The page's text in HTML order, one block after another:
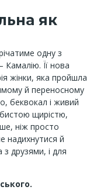
як
одну з
Камалію. Її нова
жінки, яка пройшла
й переносному
беквокал і живий
щирістю,
ніж просто
надихнутися й
з друзями, і для